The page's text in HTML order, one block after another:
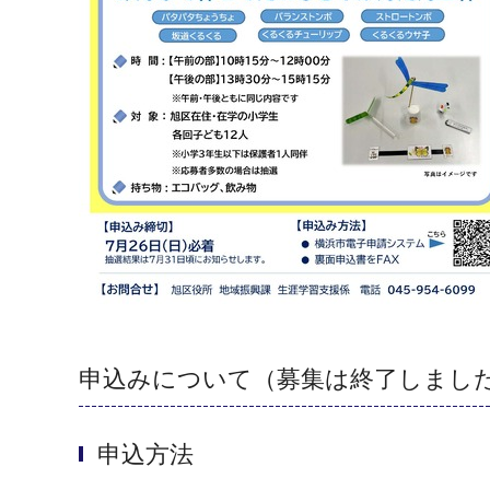
申込みについて（募集は終了しまし
申込方法